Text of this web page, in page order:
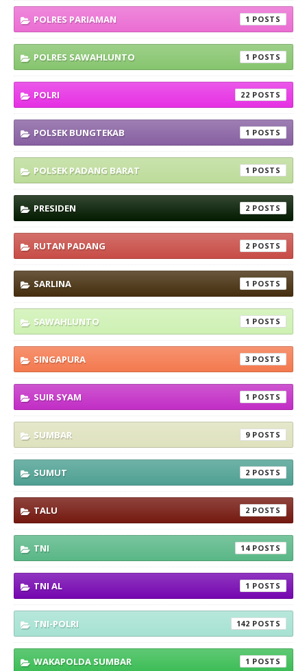
POLRES PARIAMAN 1
POLRES SAWAHLUNTO 1
POLRI 22
POLSEK BUNGTEKAB 1
POLSEK PADANG BARAT 1
PRESIDEN 2
RUTAN PADANG 2
SARLINA 1
SAWAHLUNTO 1
SINGAPURA 3
SUIR SYAM 1
SUMBAR 9
SUMUT 2
TALU 2
TNI 14
TNI AL 1
TNI-POLRI 142
WAKAPOLDA SUMBAR 1